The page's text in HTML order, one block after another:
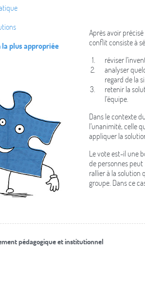
plus appropriée
Après avoir
conflit consiste à
réviser
analyser
regard de la
retenir la
l’équipe.
Dans le contexte
l’unanimité, celle
appliquer la
Le vote est-il une
de personnes
rallier à la solution
groupe. Dans ce
pédagogique et institutionnel